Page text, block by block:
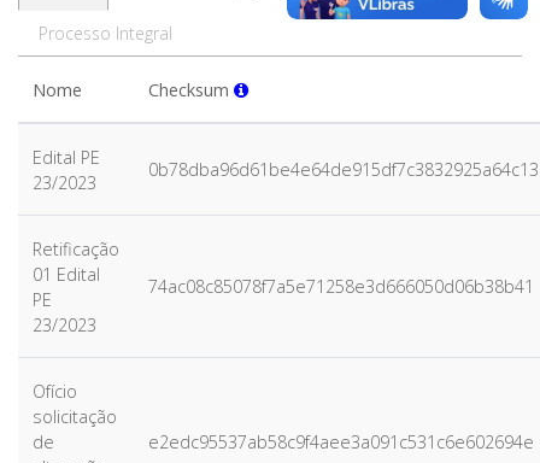
Processo Integral
Nome Checksum
Edital PE
23/2023
0b78dba96d61be4e64de915df7c3832925a64c13
Retificação
01 Edital
PE
23/2023
74ac08c85078f7a5e71258e3d666050d06b38b41
Ofício
solicitação
de
e2edc95537ab58c9f4aee3a091c531c6e602694e